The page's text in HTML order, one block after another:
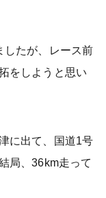
したが、レース前
をしようと思い
に出て、国道1号
局、36km走って